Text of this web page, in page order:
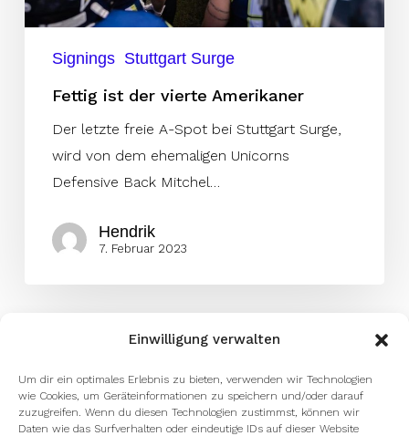
Einwilligung verwalten
Um dir ein optimales Erlebnis zu bieten, verwenden wir Technologien
wie Cookies, um Geräteinformationen zu speichern und/oder darauf
zuzugreifen. Wenn du diesen Technologien zustimmst, können wir
Daten wie das Surfverhalten oder eindeutige IDs auf dieser Website
Signings Stuttgart Surge
Fettig ist der vierte Amerikaner
Der letzte freie A-Spot bei Stuttgart Surge,
wird von dem ehemaligen Unicorns
Defensive Back Mitchel…
Hendrik
7. Februar 2023